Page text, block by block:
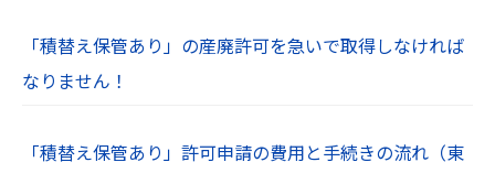
「積替え保管あり」の産廃許可を急いで取得しなければ
なりません！
「積替え保管あり」許可申請の費用と手続きの流れ（東